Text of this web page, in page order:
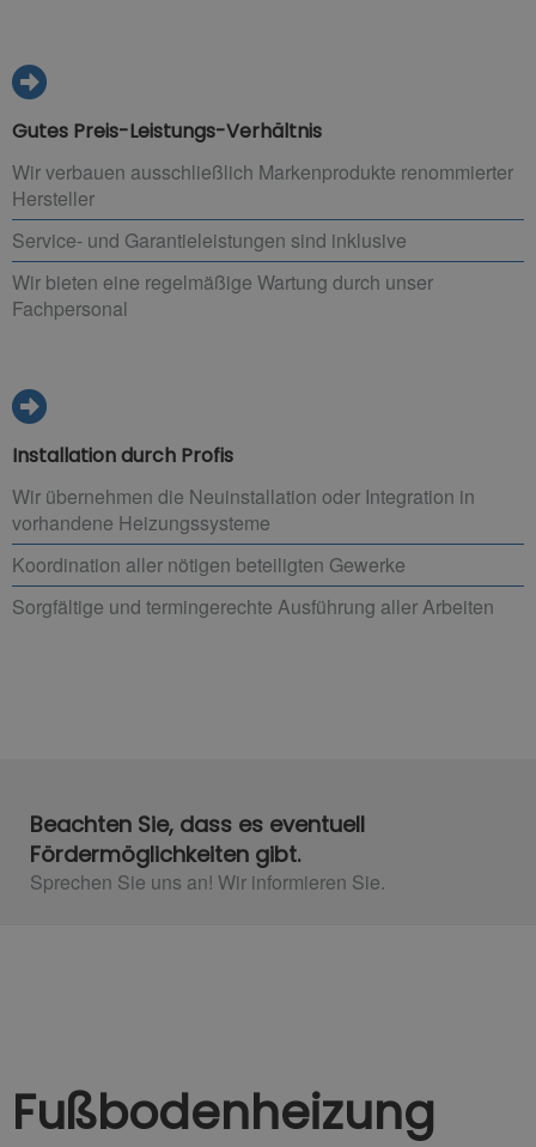
Gutes Preis-Leistungs-Verhältnis
Wir verbauen ausschließlich Markenprodukte renommierter
Hersteller
Service- und Garantieleistungen sind inklusive
Wir bieten eine regelmäßige Wartung durch unser
Fachpersonal
Installation durch Profis
Wir übernehmen die Neuinstallation oder Integration in
vorhandene Heizungssysteme
Koordination aller nötigen beteiligten Gewerke
Sorgfältige und termingerechte Ausführung aller Arbeiten
Beachten Sie, dass es eventuell
Fördermöglichkeiten gibt.
Sprechen Sie uns an! Wir informieren Sie.
Fußbodenheizung